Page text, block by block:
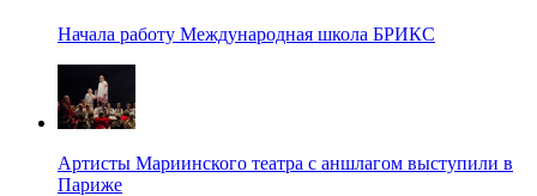
Начала работу Международная школа БРИКС
Артисты Мариинского театра с аншлагом выступили в
Париже